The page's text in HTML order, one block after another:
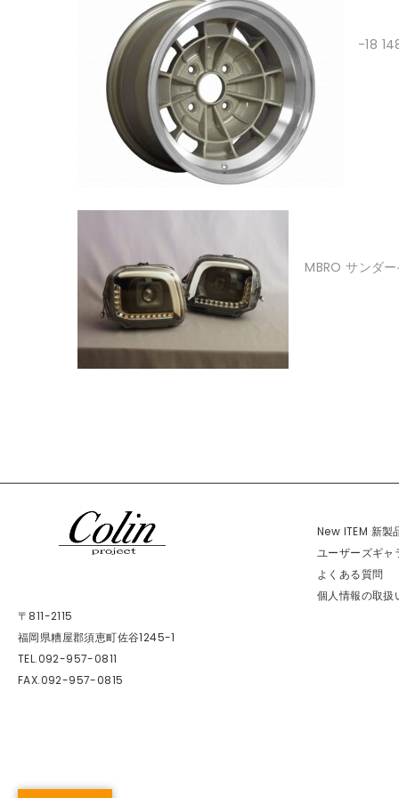
-18
MBRO サンダ
〒811-2115
福岡県糟屋郡須恵町佐谷1245-1
TEL.092-957-0811
FAX.092-957-0815
New ITEM 新製
ユーザーズギャ
よくある質問
個人情報の取扱